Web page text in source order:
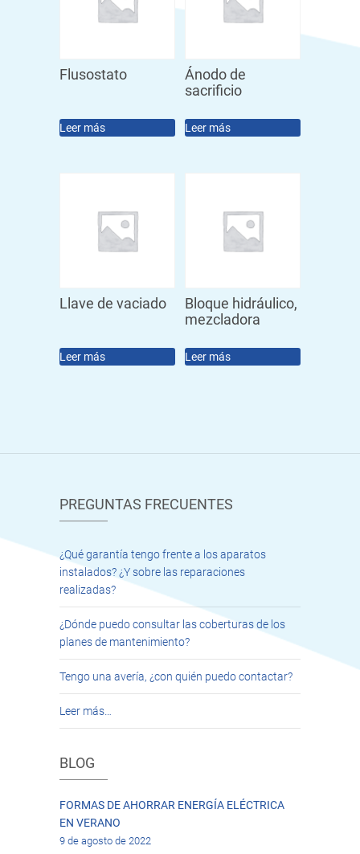
Flusostato
Leer más
Ánodo de
sacrificio
Leer más
Llave de vaciado
Leer más
Bloque hidráulico,
mezcladora
Leer más
PREGUNTAS FRECUENTES
¿Qué garantía tengo frente a los aparatos
instalados? ¿Y sobre las reparaciones
realizadas?
¿Dónde puedo consultar las coberturas de los
planes de mantenimiento?
Tengo una avería, ¿con quién puedo contactar?
Leer más…
BLOG
FORMAS DE AHORRAR ENERGÍA ELÉCTRICA
EN VERANO
9 de agosto de 2022